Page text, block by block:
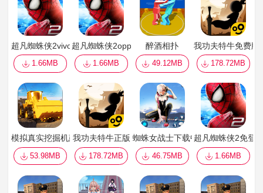
超凡蜘蛛侠2vivo
1.66MB
超凡蜘蛛侠2oppo
1.66MB
醉酒相扑
49.12MB
我功夫特牛免费版
178.72MB
模拟真实挖掘机建造
53.98MB
我功夫特牛正版
178.72MB
蜘蛛女战士下载中文版
46.75MB
超凡蜘蛛侠2免登
1.66MB